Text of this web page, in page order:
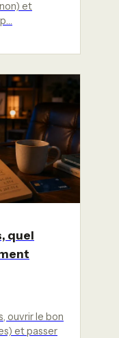
et
quel
ouvrir le bon
et passer